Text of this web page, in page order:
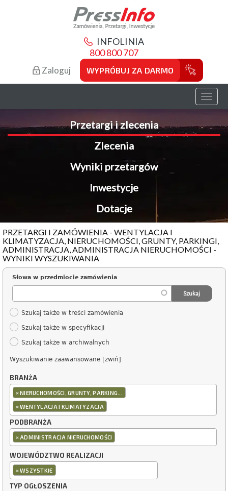
INFOLINIA
800 800 707
Zaloguj WYPRÓBUJ ZA DARMO
Toggle
Przetargi i zlecenia
Zlecenia
Wyniki przetargów
Inwestycje
Dotacje
PRZETARGI I ZAMÓWIENIA - WENTYLACJA I
KLIMATYZACJA, NIERUCHOMOŚCI, GRUNTY, PARKINGI,
ADMINISTRACJA, ADMINISTRACJA NIERUCHOMOŚCI -
WYNIKI WYSZUKIWANIA
Słowa w przedmiocie zamówienia
Szukaj także w treści zamówienia
Szukaj także w specyfikacji
Szukaj także w archiwalnych
Wyszukiwanie zaawansowane [zwiń]
BRANŻA
×NIERUCHOMOŚCI, GRUNTY, PARKING...
×WENTYLACJA I KLIMATYZACJA
PODBRANŻA
× ADMINISTRACJA NIERUCHOMOŚCI
WOJEWÓDZTWO REALIZACJI
×WSZYSTKIE
TYP OGŁOSZENIA